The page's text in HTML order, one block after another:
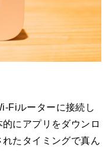
Fiルーターに接続し
にアプリをダウンロ
たタイミングで真ん